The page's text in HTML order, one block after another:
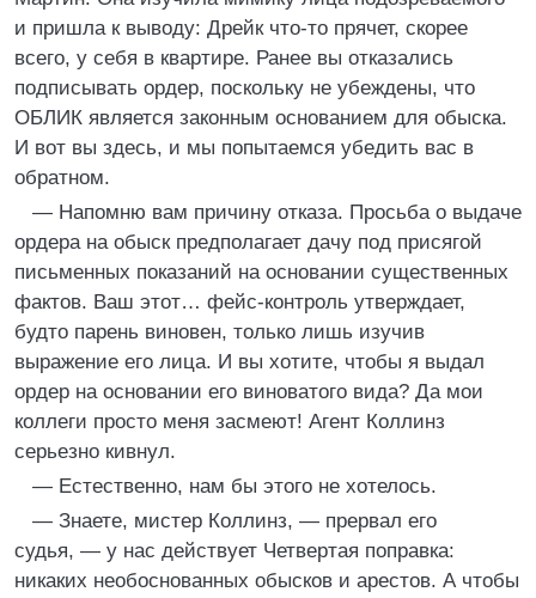
и пришла к выводу: Дрейк что-то прячет, скорее
всего, у себя в квартире. Ранее вы отказались
подписывать ордер, поскольку не убеждены, что
ОБЛИК является законным основанием для обыска.
И вот вы здесь, и мы попытаемся убедить вас в
обратном.
— Напомню вам причину отказа. Просьба о выдаче
ордера на обыск предполагает дачу под присягой
письменных показаний на основании существенных
фактов. Ваш этот… фейс-контроль утверждает,
будто парень виновен, только лишь изучив
выражение его лица. И вы хотите, чтобы я выдал
ордер на основании его виноватого вида? Да мои
коллеги просто меня засмеют! Агент Коллинз
серьезно кивнул.
— Естественно, нам бы этого не хотелось.
— Знаете, мистер Коллинз, — прервал его
судья, — у нас действует Четвертая поправка:
никаких необоснованных обысков и арестов. А чтобы